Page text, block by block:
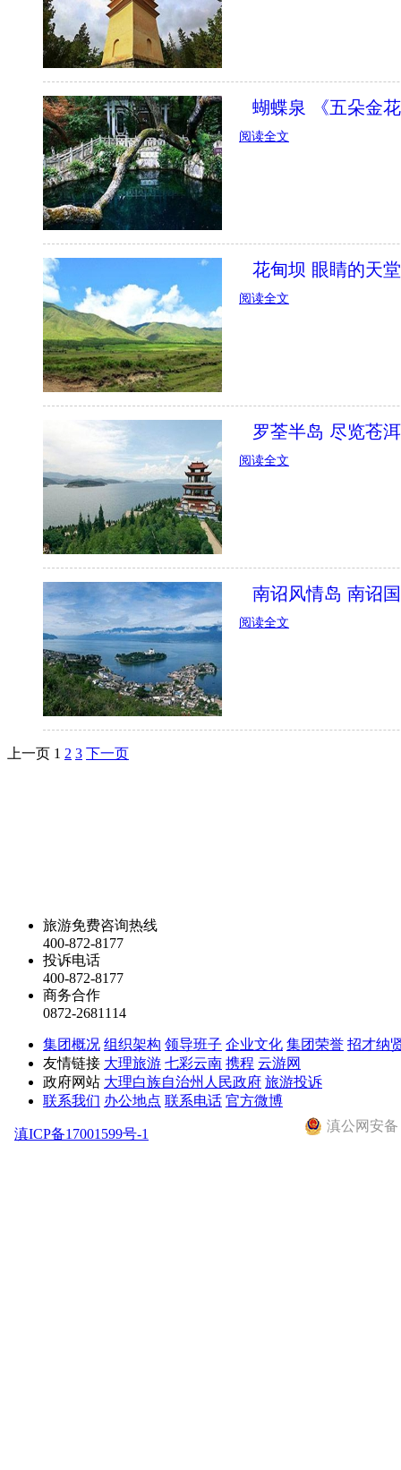
蝴蝶泉 《五朵金
阅读全文
花甸坝 眼睛的天
阅读全文
罗荃半岛 尽览苍
阅读全文
南诏风情岛 南诏
阅读全文
上一页 1 2 3 下一页
旅游免费咨询热线
400-872-8177
投诉电话
400-872-8177
商务合作
0872-2681114
集团概况 组织架构 领导班子 企业文化 集团荣誉 招才纳
友情链接 大理旅游 七彩云南 携程 云游网
政府网站 大理白族自治州人民政府 旅游投诉
联系我们 办公地点 联系电话 官方微博
滇ICP备17001599号-1
滇公网安备